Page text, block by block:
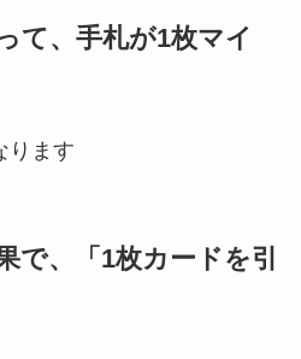
て、手札が1枚マイ
ります
で、「1枚カードを引